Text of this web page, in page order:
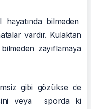
bilmeden
vardır. Kulaktan
zayıflamaya
gibi gözükse de
veya sporda ki